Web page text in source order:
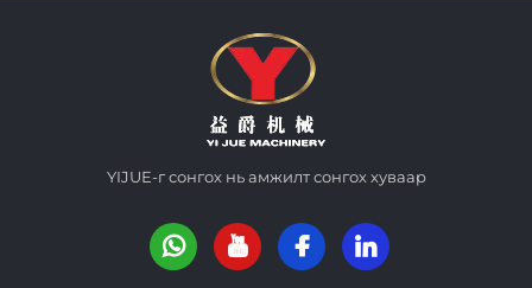
YIJUE-г сонгох нь амжилт сонгох хуваар